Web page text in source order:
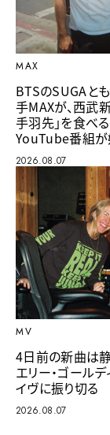
MAX
BTSのSUGAと
手MAXが、西武
手羽先」を食べる
YouTube番組
2026.08.07
MV
4日前の新曲は静
エリー・ゴール
イヴに振り切る
2026.08.07